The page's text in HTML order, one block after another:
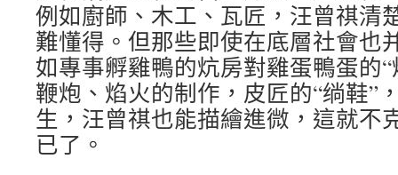
例如廚師、木工、瓦匠，汪曾祺清
難懂得。但那些即使在底層社會也
如專事孵雞鴨的炕房對雞蛋鴨蛋的
鞭炮、焰火的制作，皮匠的“绱鞋”
生，汪曾祺也能描繪進微，這就不
已了。